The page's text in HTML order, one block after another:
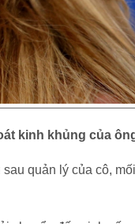
kinh khủng của
quản lý của cô,